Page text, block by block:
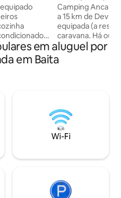
de
e
📍A
de
Camping Anca
a 15 km de Deva,
equipada (a
caravana. Há
acampamento,
separadamente
outros
para cozinhar e
playground,
baralho,
badminton,
em aluguel por
em Baita
Wi-Fi